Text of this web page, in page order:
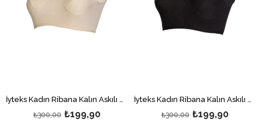
İyteks Kadın Ribana Kalın Askılı Toparlayıcı Sütyen Ten
₺199,90
₺300,00
İyteks Kadın Ribana Kalın Askılı Toparlayıcı Sütyen Siyah
₺199,90
₺300,00